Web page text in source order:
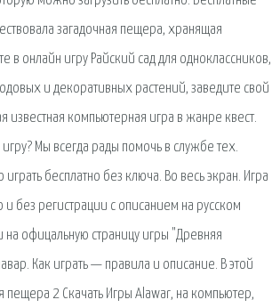
загадочная пещера, хранящая
в онлайн игру Райский сад для одноклассников,
и декоративных растений, заведите свой
компьютерная игра в жанре квест.
Мы всегда рады помочь в службе тех.
бесплатно без ключа. Во весь экран. Игра
без регистрации с описанием на русском
на офицальную страницу игры "Древняя
Как играть — правила и описание. В этой
пещера 2 Скачать Игры Alawar, на компьютер,